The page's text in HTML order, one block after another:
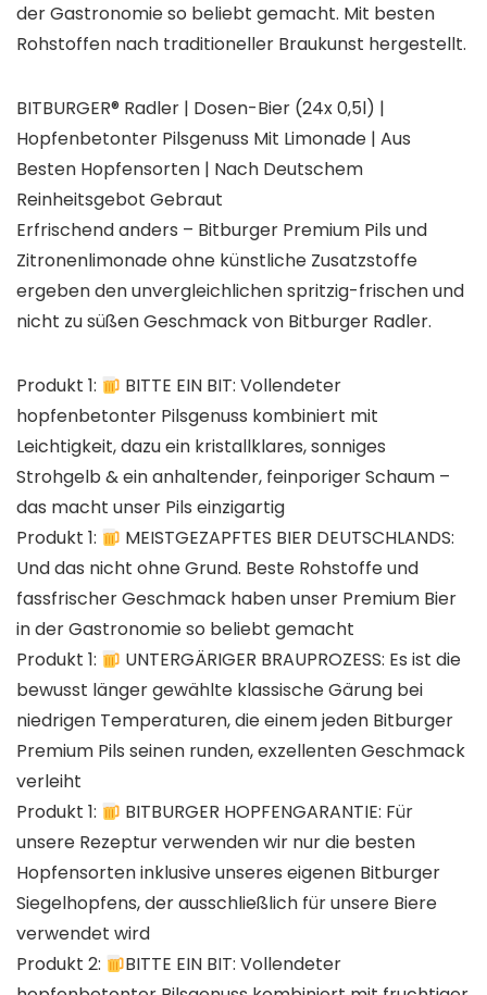
der Gastronomie so beliebt gemacht. Mit besten
Rohstoffen nach traditioneller Braukunst hergestellt.
BITBURGER® Radler | Dosen-Bier (24x 0,5l) |
Hopfenbetonter Pilsgenuss Mit Limonade | Aus
Besten Hopfensorten | Nach Deutschem
Reinheitsgebot Gebraut
Erfrischend anders – Bitburger Premium Pils und
Zitronenlimonade ohne künstliche Zusatzstoffe
ergeben den unvergleichlichen spritzig-frischen und
nicht zu süßen Geschmack von Bitburger Radler.
Produkt 1:
BITTE EIN BIT: Vollendeter
hopfenbetonter Pilsgenuss kombiniert mit
Leichtigkeit, dazu ein kristallklares, sonniges
Strohgelb & ein anhaltender, feinporiger Schaum –
das macht unser Pils einzigartig
Produkt 1:
MEISTGEZAPFTES BIER DEUTSCHLANDS:
Und das nicht ohne Grund. Beste Rohstoffe und
fassfrischer Geschmack haben unser Premium Bier
in der Gastronomie so beliebt gemacht
Produkt 1:
UNTERGÄRIGER BRAUPROZESS: Es ist die
bewusst länger gewählte klassische Gärung bei
niedrigen Temperaturen, die einem jeden Bitburger
Premium Pils seinen runden, exzellenten Geschmack
verleiht
Produkt 1:
BITBURGER HOPFENGARANTIE: Für
unsere Rezeptur verwenden wir nur die besten
Hopfensorten inklusive unseres eigenen Bitburger
Siegelhopfens, der ausschließlich für unsere Biere
verwendet wird
Produkt 2:
BITTE EIN BIT: Vollendeter